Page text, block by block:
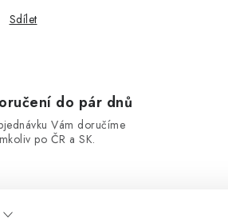
Sdílet
do pár dnů
Vám doručíme
po ČR a SK.